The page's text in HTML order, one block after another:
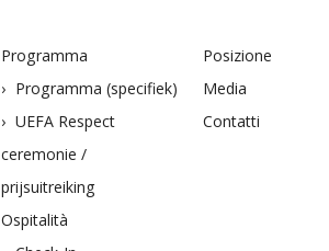
Programma
Programma (specifiek)
UEFA Respect
ceremonie /
prijsuitreiking
Ospitalità
Posizione
Media
Contatti